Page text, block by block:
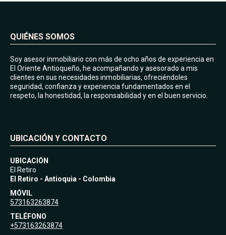
QUIÉNES SOMOS
Soy asesor inmobiliario con más de ocho años de experiencia en
El Oriente Antioqueño, he acompañando y asesorado a mis
clientes en sus necesidades inmobiliarias, ofreciéndoles
seguridad, confianza y experiencia fundamentados en el
respeto, la honestidad, la responsabilidad y en el buen servicio.
UBICACIÓN Y CONTACTO
UBICACIÓN
El Retiro
El Retiro - Antioquia - Colombia
MÓVIL
573163263874
TELÉFONO
+573163263874